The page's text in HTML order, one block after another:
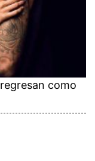
como